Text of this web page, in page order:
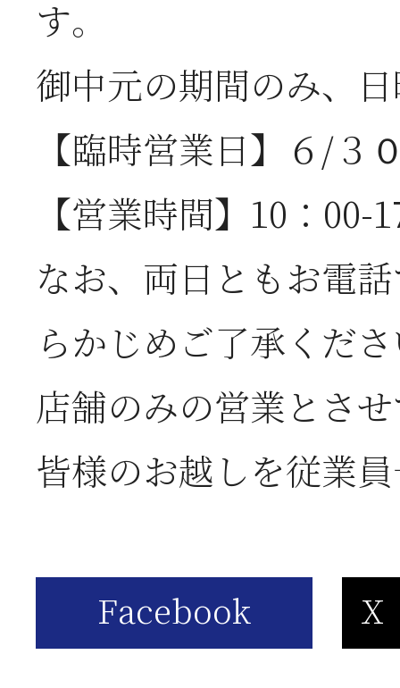
2026年07月08日
2026年07月01日
2026年06月28日
2026年06月05日
2026年06月03日
す。
御中元の期間のみ、
【臨時営業日】６/３
【営業時間】10：00-
なお、両日ともお電
らかじめご了承くだ
店舗のみの営業とさ
皆様のお越しを従業